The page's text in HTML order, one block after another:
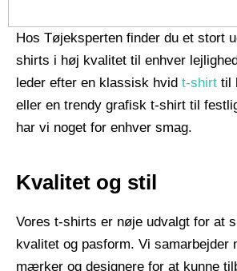
Hos Tøjeksperten finder du et stort
shirts i høj kvalitet til enhver
leder efter en klassisk hvid t-shirt til
eller en trendy grafisk t-shirt til
har vi noget for enhver smag.
Kvalitet og stil
Vores t-shirts er nøje udvalgt for at
kvalitet og pasform. Vi samarbejder
mærker og designere for at kunne